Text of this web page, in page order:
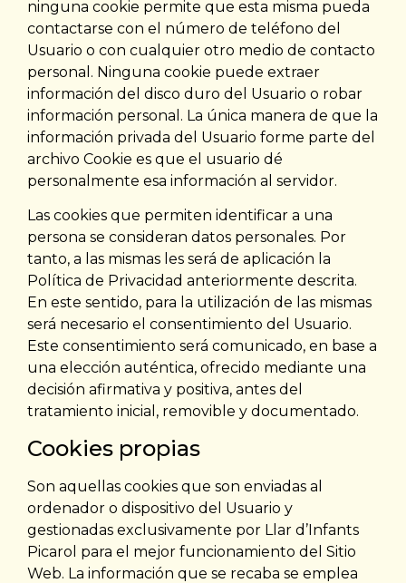
ninguna cookie permite que esta misma pueda
contactarse con el número de teléfono del
Usuario o con cualquier otro medio de contacto
personal. Ninguna cookie puede extraer
información del disco duro del Usuario o robar
información personal. La única manera de que la
información privada del Usuario forme parte del
archivo Cookie es que el usuario dé
personalmente esa información al servidor.
Las cookies que permiten identificar a una
persona se consideran datos personales. Por
tanto, a las mismas les será de aplicación la
Política de Privacidad anteriormente descrita.
En este sentido, para la utilización de las mismas
será necesario el consentimiento del Usuario.
Este consentimiento será comunicado, en base a
una elección auténtica, ofrecido mediante una
decisión afirmativa y positiva, antes del
tratamiento inicial, removible y documentado.
Cookies propias
Son aquellas cookies que son enviadas al
ordenador o dispositivo del Usuario y
gestionadas exclusivamente por Llar d’Infants
Picarol para el mejor funcionamiento del Sitio
Web. La información que se recaba se emplea